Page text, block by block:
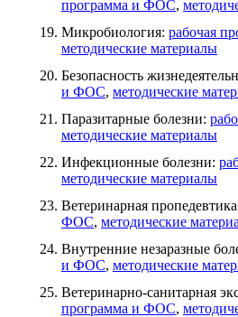
программа и ФОС,
Микробиология: рабочая
методические материалы
Безопасность
и ФОС, методические
Паразитарные болезни:
методические материалы
Инфекционные болезни:
методические материалы
Ветеринарная
ФОС, методические
Внутренние незаразные
и ФОС, методические
Ветеринарно-санитарная
программа и ФОС,